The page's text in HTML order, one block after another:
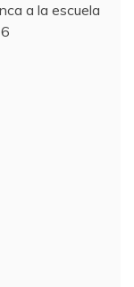
a la escuela